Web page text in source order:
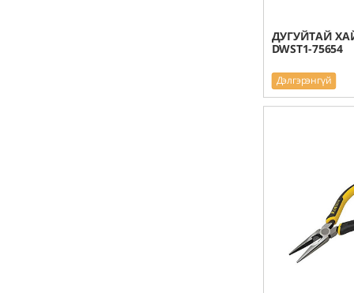
ДУГУЙТАЙ
DWST1-75654
Дэлгэрэнгүй